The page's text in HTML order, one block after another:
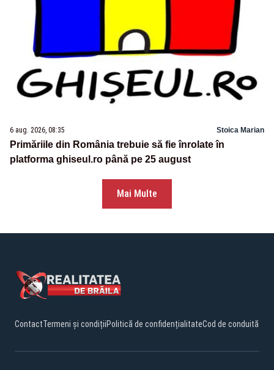
6 aug. 2026, 08:35 Stoica Marian
Primăriile din România trebuie să fie înrolate în
platforma ghiseul.ro până pe 25 august
Mai Multe
ContactTermeni și condițiiPolitică de confidențialitateCod de conduită